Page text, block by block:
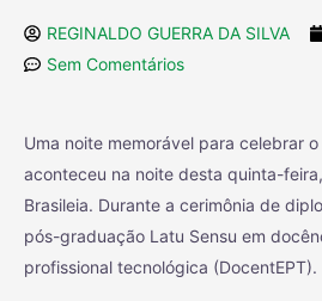
REGINALDO GUERRA DA SILVA
Sem Comentários
Uma noite memorável para celebrar
aconteceu na noite desta quinta-
Brasileia. Durante a cerimônia de
pós-graduação Latu Sensu em
profissional tecnológica (DocentEPT).